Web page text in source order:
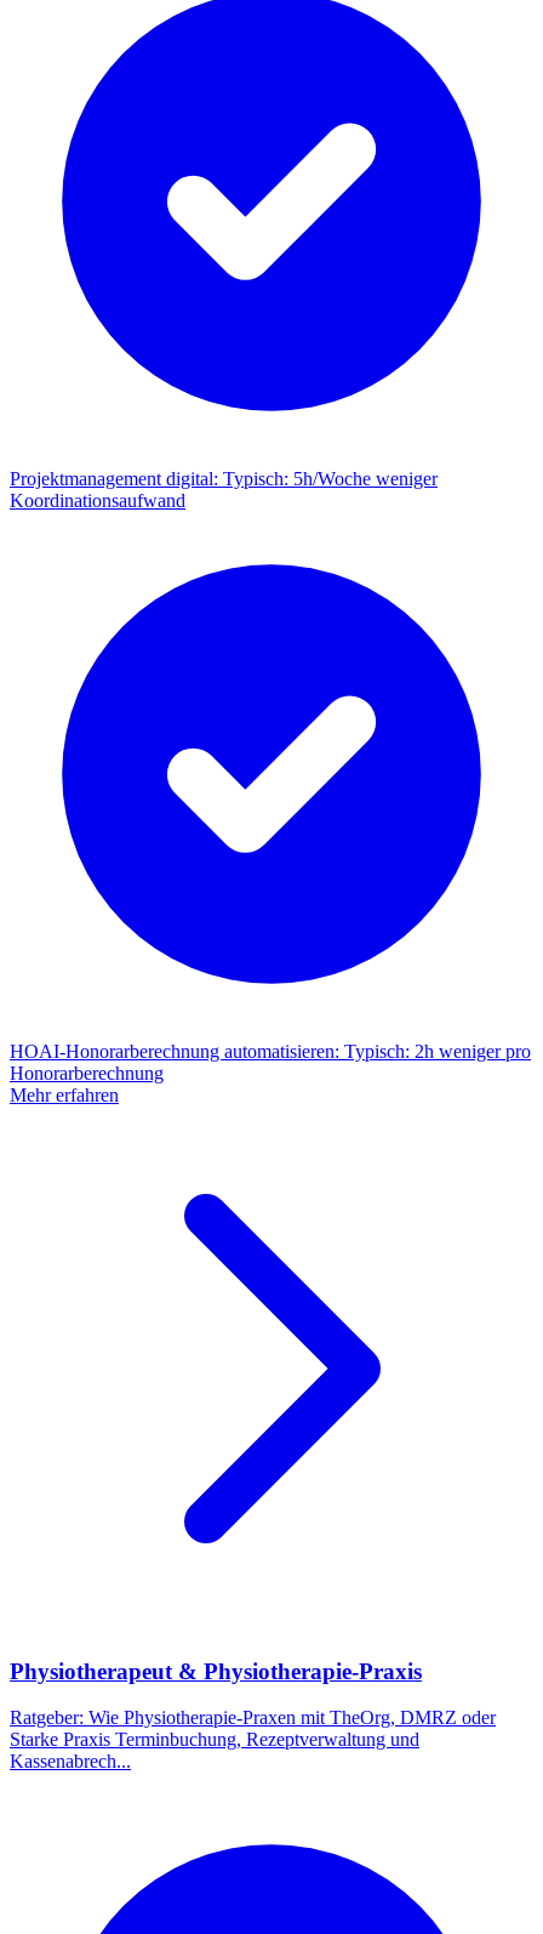
Projektmanagement digital: Typisch: 5h/Woche weniger
Koordinationsaufwand
HOAI-Honorarberechnung automatisieren: Typisch: 2h weniger pro
Honorarberechnung
Mehr erfahren
Physiotherapeut & Physiotherapie-Praxis
Ratgeber: Wie Physiotherapie-Praxen mit TheOrg, DMRZ oder
Starke Praxis Terminbuchung, Rezeptverwaltung und
Kassenabrech...